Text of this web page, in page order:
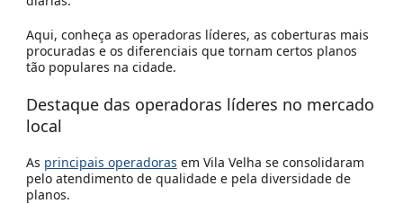
Aqui, conheça as operadoras líderes, as coberturas mais
procuradas e os diferenciais que tornam certos planos
tão populares na cidade.
Destaque das operadoras líderes no mercado
local
As principais operadoras em Vila Velha se consolidaram
pelo atendimento de qualidade e pela diversidade de
planos.